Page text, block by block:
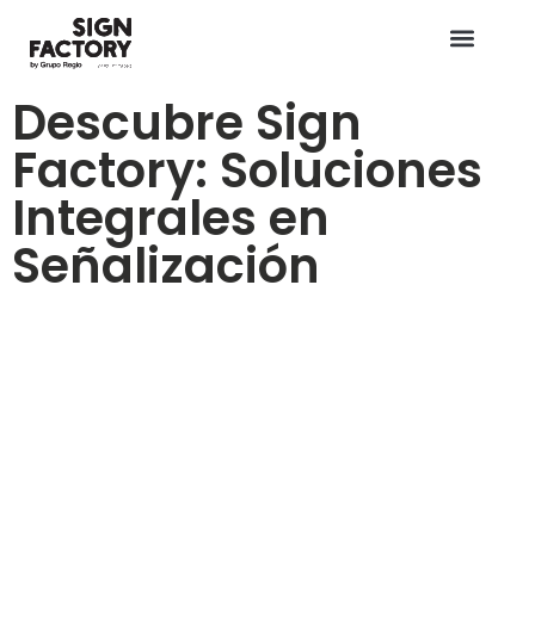
Descubre Sign
Factory: Soluciones
Integrales en
Señalización